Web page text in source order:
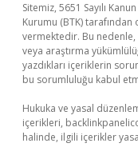
Sitemiz, 5651 Sayılı
Kurumu (BTK) tarafından
vermektedir. Bu
veya araştırma
yazdıkları içeriklerin
bu sorumluluğu kabul
Hukuka ve yasal
içerikleri,
halinde, ilgili içerikler